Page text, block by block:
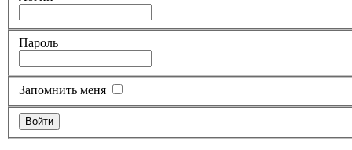
Пароль
Запомнить меня